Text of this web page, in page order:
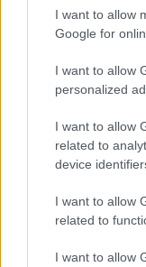
I want to allow
Google for
I want to allow
personalized
I want to allow
related to
device
I want to allow
related to
I want to allow
Diogo Costa
Dalot – Inacio –
Bernardo Silva –
esquema 4-3-3 o 4-
y que no debería
dudas están en el
puede jugar en el
Ruben Días en el
opta Renato Veiga